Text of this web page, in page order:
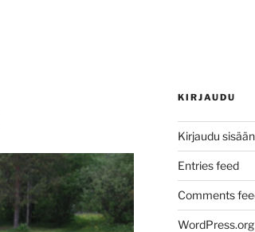
KIRJAUDU
Kirjaudu sisään
Entries feed
Comments
WordPress.org